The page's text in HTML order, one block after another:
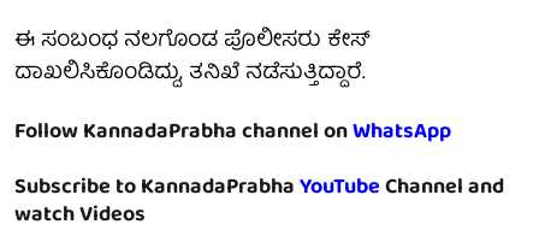
ಈ ಸಂಬಂಧ ನಲಗೊಂಡ ಪೊಲೀಸರು ಕೇಸ್
ದಾಖಲಿಸಿಕೊಂಡಿದ್ದು, ತನಿಖೆ ನಡೆಸುತ್ತಿದ್ದಾರೆ.
Follow KannadaPrabha channel onWhatsApp
Subscribe to KannadaPrabhaYouTubeChannel and
watch Videos